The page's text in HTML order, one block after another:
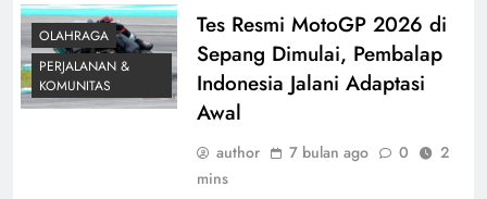
OLAHRAGA
PERJALANAN &
KOMUNITAS
Tes Resmi MotoGP 2026 di
Sepang Dimulai, Pembalap
Indonesia Jalani Adaptasi
Awal
author 7 bulan ago 0
2
mins